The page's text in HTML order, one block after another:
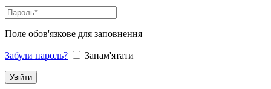
Поле обов'язкове для заповнення
Забули пароль? Запам'ятати